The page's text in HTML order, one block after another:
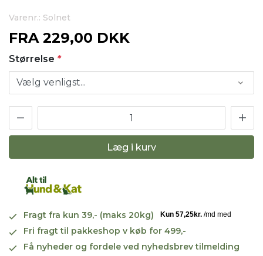
Varenr.: Solnet
FRA 229,00 DKK
Størrelse *
Læg i kurv
Fragt fra kun 39,- (maks 20kg)
Fri fragt til pakkeshop v køb for 499,-
Få nyheder og fordele ved nyhedsbrev tilmelding